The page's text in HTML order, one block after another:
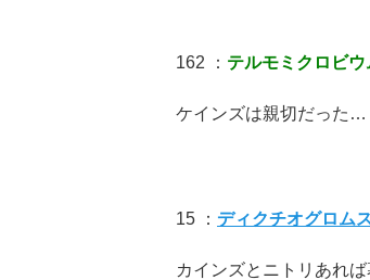
162 ： テルモミクロビ
ケインズは親切だった…
15 ： ディクチオグロム
カインズとニトリあれば